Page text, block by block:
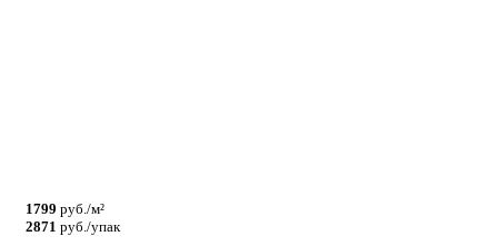
1799 руб./м²
2871 руб./упак